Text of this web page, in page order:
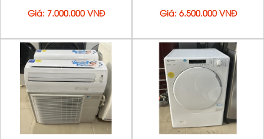
Giá: 7.000.000 VNĐ Giá: 6.500.000 VNĐ